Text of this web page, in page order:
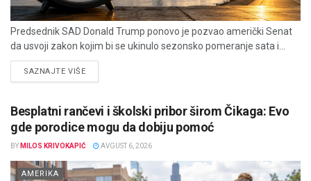
Predsednik SAD Donald Trump ponovo je pozvao američki Senat
da usvoji zakon kojim bi se ukinulo sezonsko pomeranje sata i...
SAZNAJTE VIŠEDETAILS
Besplatni rančevi i školski pribor širom Čikaga: Evo
gde porodice mogu da dobiju pomoć
BY MILOS KRIVOKAPIĆ AVGUST 6, 2026
AMERIKA